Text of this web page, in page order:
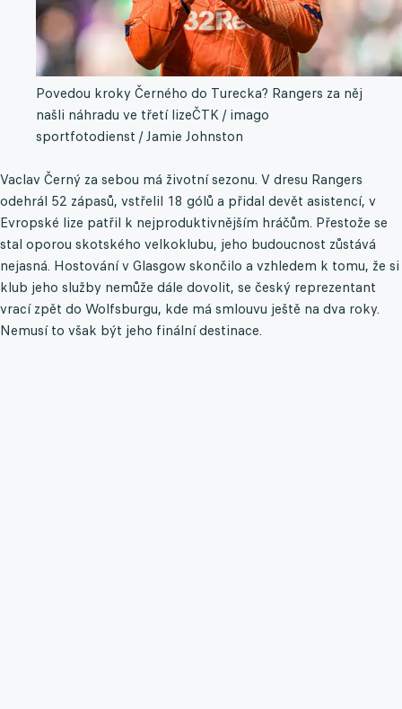
Povedou kroky Černého do Turecka? Rangers za něj
našli náhradu ve třetí lizeČTK / imago
sportfotodienst / Jamie Johnston
Vaclav Černý za sebou má životní sezonu. V dresu Rangers
odehrál 52 zápasů, vstřelil 18 gólů a přidal devět asistencí, v
Evropské lize patřil k nejproduktivnějším hráčům. Přestože se
stal oporou skotského velkoklubu, jeho budoucnost zůstává
nejasná. Hostování v Glasgow skončilo a vzhledem k tomu, že si
klub jeho služby nemůže dále dovolit, se český reprezentant
vrací zpět do Wolfsburgu, kde má smlouvu ještě na dva roky.
Nemusí to však být jeho finální destinace.